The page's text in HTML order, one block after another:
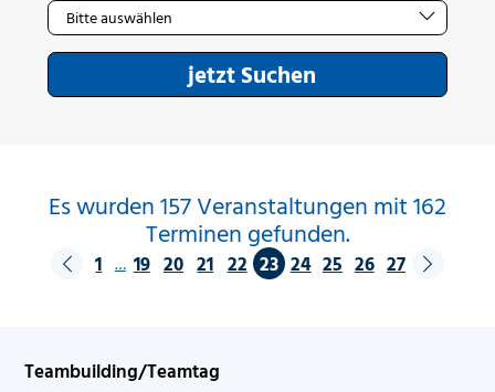
jetzt Suchen
Es wurden 157 Veranstaltungen mit 162
Terminen gefunden.
1 … 19 20 21 22 23 24 25 26 27
Teambuilding/Teamtag